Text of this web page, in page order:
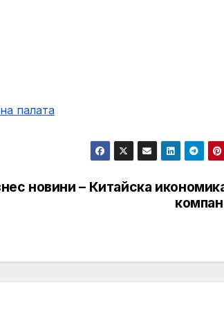
палaта
новини – Китайска